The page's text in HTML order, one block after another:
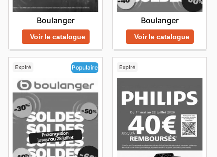
Boulanger
Voir le catalogue
Boulanger
Voir le catalogue
Expiré Populaire Expiré